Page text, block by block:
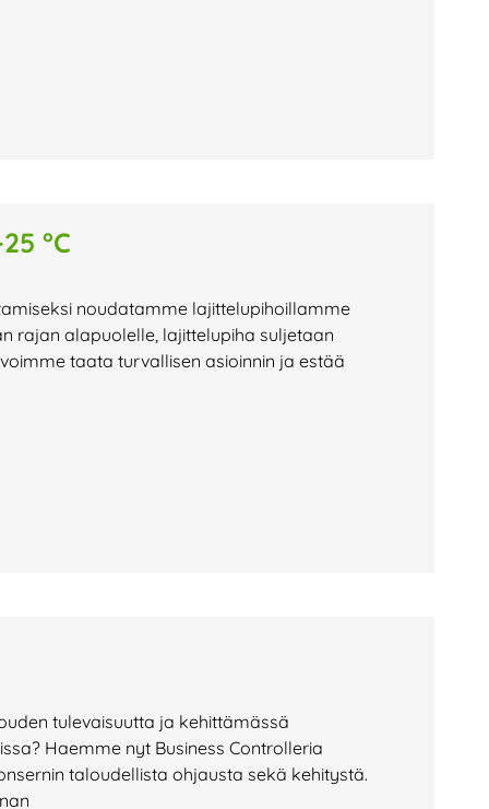
°C
noudatamme lajittelupihoillamme
rajan alapuolelle, lajittelupiha suljetaan
taata turvallisen asioinnin ja estää
tulevaisuutta ja kehittämässä
Haemme nyt Business Controlleria
taloudellista ohjausta sekä kehitystä.